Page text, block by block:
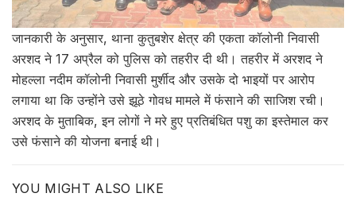
जानकारी के अनुसार, थाना कुतुबशेर क्षेत्र की एकता कॉलोनी निवासी
अरशद ने 17 अप्रैल को पुलिस को तहरीर दी थी। तहरीर में अरशद ने
मोहल्ला नदीम कॉलोनी निवासी मुर्शीद और उसके दो भाइयों पर आरोप
लगाया था कि उन्होंने उसे झूठे गोवध मामले में फंसाने की साजिश रची।
अरशद के मुताबिक, इन लोगों ने मरे हुए प्रतिबंधित पशु का इस्तेमाल कर
उसे फंसाने की योजना बनाई थी।
YOU MIGHT ALSO LIKE